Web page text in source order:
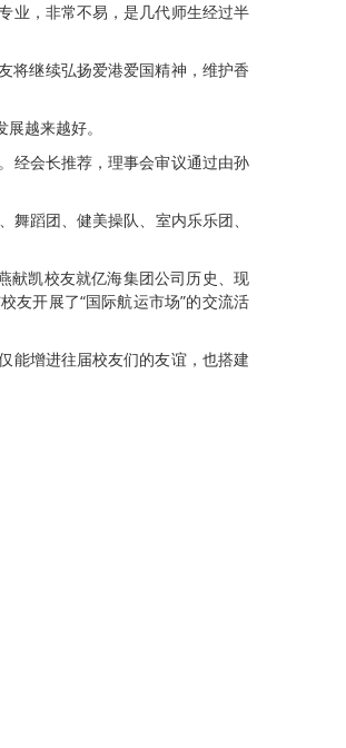
业，非常不易，是几代师生经过半
将继续弘扬爱港爱国精神，维护香
越来越好。
经会长推荐，理事会审议通过由孙
蹈团、健美操队、室内乐乐团、
献凯校友就亿海集团公司历史、现
友开展了“国际航运市场”的交流活
能增进往届校友们的友谊，也搭建